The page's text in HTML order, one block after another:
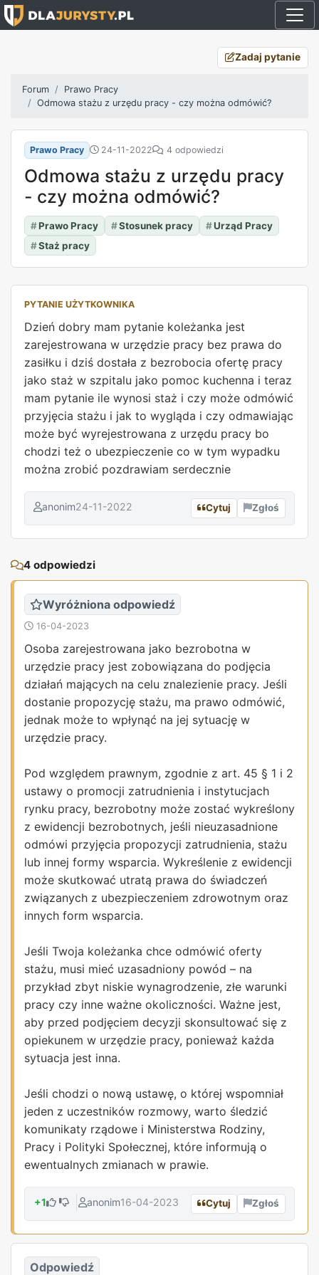
Zadaj pytanie
Forum
Prawo Pracy
Odmowa stażu z urzędu pracy - czy można odmówić?
Prawo Pracy 24-11-2022 4 odpowiedzi
Odmowa stażu z urzędu pracy
- czy można odmówić?
#Prawo Pracy #Stosunek pracy #Urząd Pracy
#Staż pracy
PYTANIE UŻYTKOWNIKA
Dzień dobry mam pytanie koleżanka jest
zarejestrowana w urzędzie pracy bez prawa do
zasiłku i dziś dostała z bezrobocia ofertę pracy
jako staż w szpitalu jako pomoc kuchenna i teraz
mam pytanie ile wynosi staż i czy może odmówić
przyjęcia stażu i jak to wygląda i czy odmawiając
może być wyrejestrowana z urzędu pracy bo
chodzi też o ubezpieczenie co w tym wypadku
można zrobić pozdrawiam serdecznie
anonim24-11-2022 Cytuj Zgłoś
4 odpowiedzi
Wyróżniona odpowiedź
16-04-2023
Osoba zarejestrowana jako bezrobotna w
urzędzie pracy jest zobowiązana do podjęcia
działań mających na celu znalezienie pracy. Jeśli
dostanie propozycję stażu, ma prawo odmówić,
jednak może to wpłynąć na jej sytuację w
urzędzie pracy.
Pod względem prawnym, zgodnie z art. 45 § 1 i 2
ustawy o promocji zatrudnienia i instytucjach
rynku pracy, bezrobotny może zostać wykreślony
z ewidencji bezrobotnych, jeśli nieuzasadnione
odmówi przyjęcia propozycji zatrudnienia, stażu
lub innej formy wsparcia. Wykreślenie z ewidencji
może skutkować utratą prawa do świadczeń
związanych z ubezpieczeniem zdrowotnym oraz
innych form wsparcia.
Jeśli Twoja koleżanka chce odmówić oferty
stażu, musi mieć uzasadniony powód – na
przykład zbyt niskie wynagrodzenie, złe warunki
pracy czy inne ważne okoliczności. Ważne jest,
aby przed podjęciem decyzji skonsultować się z
opiekunem w urzędzie pracy, ponieważ każda
sytuacja jest inna.
Jeśli chodzi o nową ustawę, o której wspomniał
jeden z uczestników rozmowy, warto śledzić
komunikaty rządowe i Ministerstwa Rodziny,
Pracy i Polityki Społecznej, które informują o
ewentualnych zmianach w prawie.
+1 anonim16-04-2023 Cytuj Zgłoś
Odpowiedź